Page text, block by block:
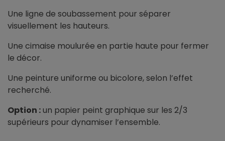
Une ligne de soubassement pour séparer
visuellement les hauteurs.
Une cimaise moulurée en partie haute pour fermer
le décor.
Une peinture uniforme ou bicolore, selon l’effet
recherché.
Option :un papier peint graphique sur les 2/3
supérieurs pour dynamiser l’ensemble.